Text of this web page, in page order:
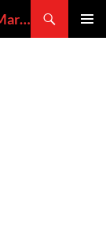
VOLCANMANIA : le blog de Jacques-Marie BARDINTZEFF, volcanologue